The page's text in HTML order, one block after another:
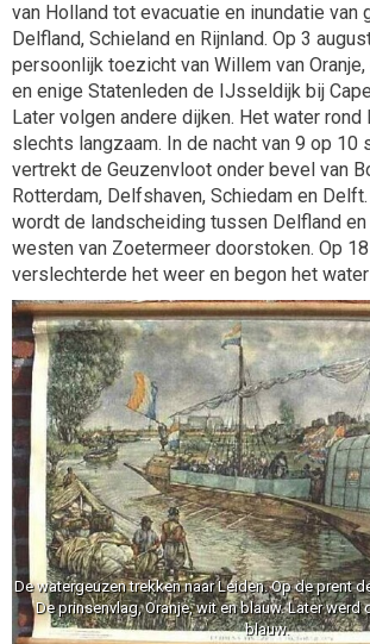
van Holland tot evacuatie en inundatie van
Delfland, Schieland en Rijnland. Op 3
persoonlijk toezicht van Willem van
en enige Statenleden de IJsseldijk bij
Later volgen andere dijken. Het water
slechts langzaam. In de nacht van 9 op 10
vertrekt de Geuzenvloot onder bevel van
Rotterdam, Delfshaven, Schiedam en
wordt de landscheiding tussen Delfland en
westen van Zoetermeer doorstoken. Op
verslechterde het weer en begon het
De watergeuzen trekken naar Leiden. Op de prent
De prinsenvlag, Oranje, wit en blauw. Later werd
blauw.